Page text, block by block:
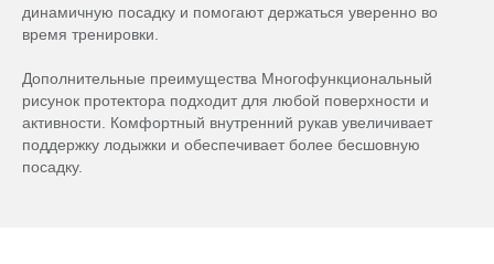
динамичную посадку и помогают держаться уверенно во
время тренировки.
Дополнительные преимущества Многофункциональный
рисунок протектора подходит для любой поверхности и
активности. Комфортный внутренний рукав увеличивает
поддержку лодыжки и обеспечивает более бесшовную
посадку.